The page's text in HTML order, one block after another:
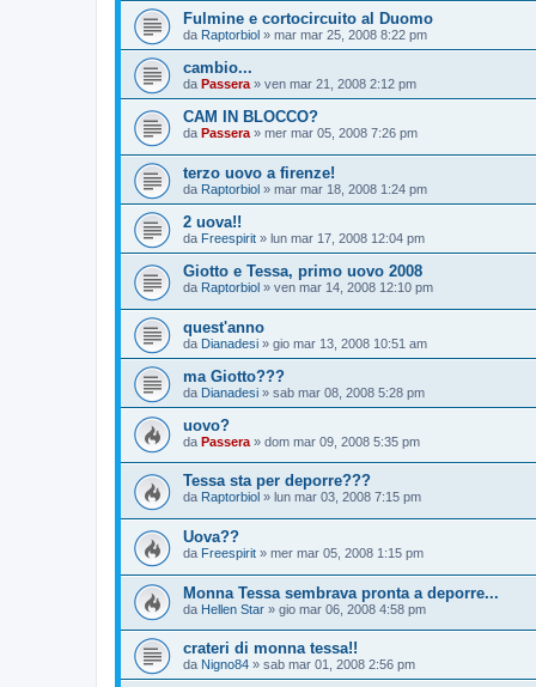
Fulmine e cortocircuito al Duomo
da Raptorbiol » mar mar 25, 2008 8:22 pm
cambio...
da Passera » ven mar 21, 2008 2:12 pm
CAM IN BLOCCO?
da Passera » mer mar 05, 2008 7:26 pm
terzo uovo a firenze!
da Raptorbiol » mar mar 18, 2008 1:24 pm
2 uova!!
da Freespirit » lun mar 17, 2008 12:04 pm
Giotto e Tessa, primo uovo 2008
da Raptorbiol » ven mar 14, 2008 12:10 pm
quest'anno
da Dianadesi » gio mar 13, 2008 10:51 am
ma Giotto???
da Dianadesi » sab mar 08, 2008 5:28 pm
uovo?
da Passera » dom mar 09, 2008 5:35 pm
Tessa sta per deporre???
da Raptorbiol » lun mar 03, 2008 7:15 pm
Uova??
da Freespirit » mer mar 05, 2008 1:15 pm
Monna Tessa sembrava pronta a deporre...
da Hellen Star » gio mar 06, 2008 4:58 pm
crateri di monna tessa!!
da Nigno84 » sab mar 01, 2008 2:56 pm